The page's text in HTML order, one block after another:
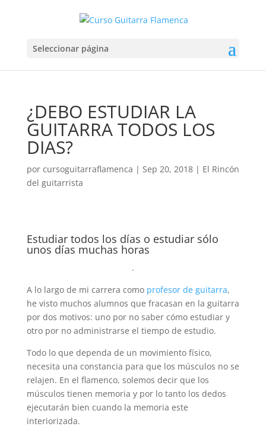
Seleccionar página
¿DEBO ESTUDIAR LA
GUITARRA TODOS LOS
DIAS?
por cursoguitarraflamenca | Sep 20, 2018| El Rincón
del guitarrista
Estudiar todos los días o estudiar sólo
unos días muchas horas
.
A lo largo de mi carrera como profesor de guitarra,
he visto muchos alumnos que fracasan en la guitarra
por dos motivos: uno por no saber cómo estudiar y
otro por no administrarse el tiempo de estudio.
Todo lo que dependa de un movimiento físico,
necesita una constancia para que los músculos no se
relajen. En el flamenco, solemos decir que los
músculos tienen memoria y por lo tanto los dedos
ejecutarán bien cuando la memoria este
interiorizada.